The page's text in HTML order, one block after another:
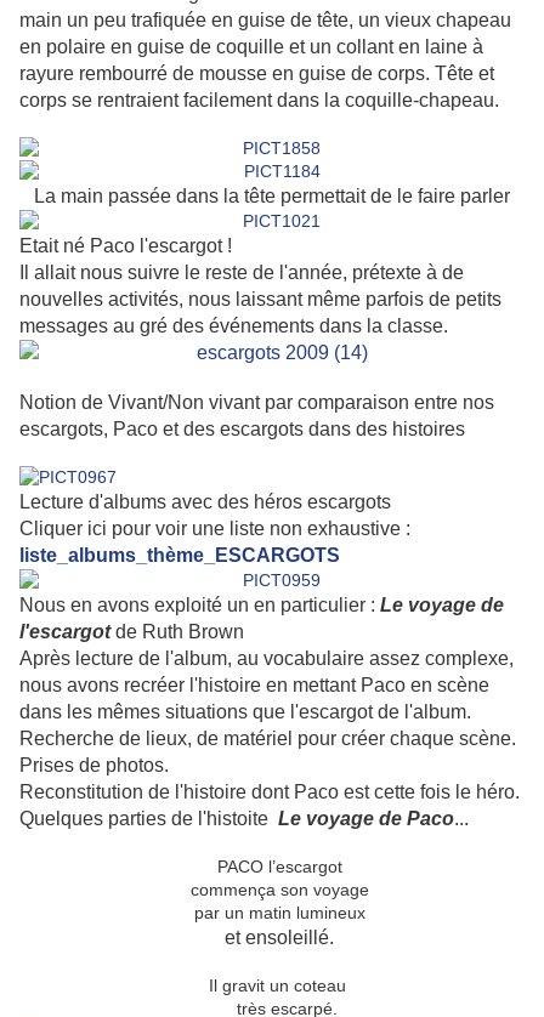
main un peu trafiquée en guise de tête, un vieux chapeau
en polaire en guise de coquille et un collant en laine à
rayure rembourré de mousse en guise de corps. Tête et
corps se rentraient facilement dans la coquille-chapeau.
La main passée dans la tête permettait de le faire parler
Etait né Paco l'escargot !
Il allait nous suivre le reste de l'année, prétexte à de
nouvelles activités, nous laissant même parfois de petits
messages au gré des événements dans la classe.
Notion de Vivant/Non vivant par comparaison entre nos
escargots, Paco et des escargots dans des histoires
Lecture d'albums avec des héros escargots
Cliquer ici pour voir une liste non exhaustive :
liste_albums_thème_ESCARGOTS
Nous en avons exploité un en particulier : Le voyage de
l'escargotde Ruth Brown
Après lecture de l'album, au vocabulaire assez complexe,
nous avons recréer l'histoire en mettant Paco en scène
dans les mêmes situations que l'escargot de l'album.
Recherche de lieux, de matériel pour créer chaque scène.
Prises de photos.
Reconstitution de l'histoire dont Paco est cette fois le héro.
Quelques parties de l'histoite Le voyage de Paco...
PACO l’escargot
commença son voyage
par un matin lumineux
et ensoleillé.
Il gravit un coteau
très escarpé.